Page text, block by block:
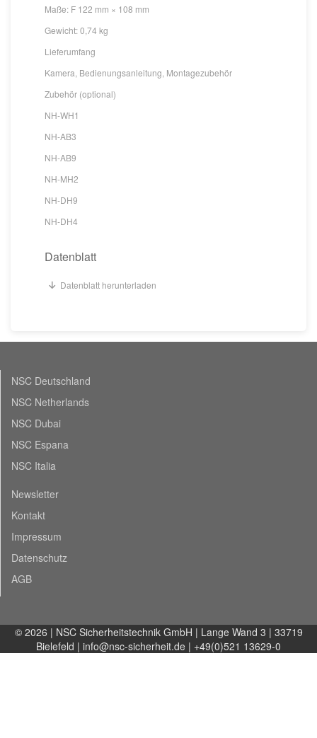
Maße: F 122 mm × 108 mm
Gewicht: 0,74 kg
Lieferumfang
Kamera, Bedienungsanleitung, Montagezubehör
Zubehör (optional)
NH-WH1
NH-AB3
NH-AB9
NH-MH2
NH-DH9
NH-DH4
Datenblatt
Datenblatt herunterladen
NSC Deutschland
NSC Netherlands
NSC Dubai
NSC Espana
NSC Italia
Newsletter
Kontakt
Impressum
Datenschutz
AGB
© 2026 | NSC Sicherheitstechnik GmbH | Lange Wand 3 | 33719
Bielefeld | info@nsc-sicherheit.de | +49(0)521 13629-0